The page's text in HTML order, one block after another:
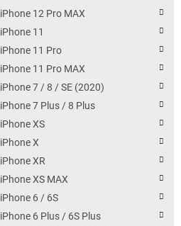
iPhone 12 Pro MAX
iPhone 11
iPhone 11 Pro
iPhone 11 Pro MAX
iPhone 7 / 8 / SE (2020)
iPhone 7 Plus / 8 Plus
iPhone XS
iPhone X
iPhone XR
iPhone XS MAX
iPhone 6 / 6S
iPhone 6 Plus / 6S Plus